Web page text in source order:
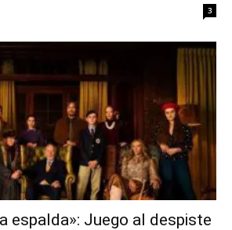
3
espalda»: Juego al despiste